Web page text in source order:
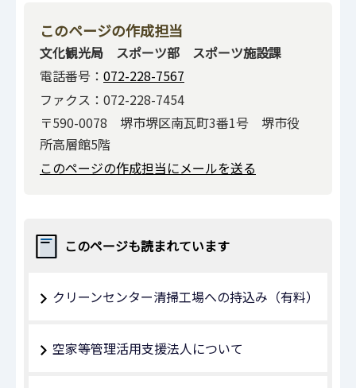
このページの作成担当
文化観光局 スポーツ部 スポーツ施設課
電話番号： 072-228-7567
ファクス：072-228-7454
〒590-0078 堺市堺区南瓦町3番1号 堺市役
所高層館5階
このページの作成担当にメールを送る
このページも読まれています
クリーンセンター清掃工場への持込み（有料）
空家等管理活用支援法人について